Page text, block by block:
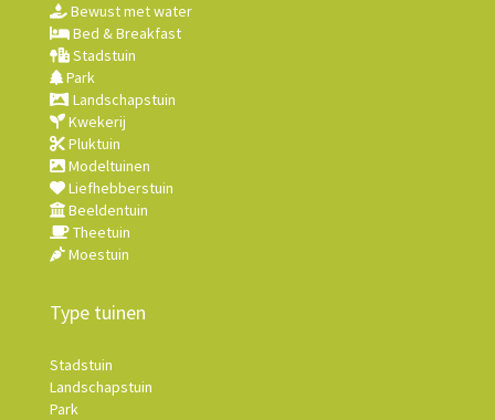
Bewust met water
Bed & Breakfast
Stadstuin
Park
Landschapstuin
Kwekerij
Pluktuin
Modeltuinen
Liefhebberstuin
Beeldentuin
Theetuin
Moestuin
Type tuinen
Stadstuin
Landschapstuin
Park